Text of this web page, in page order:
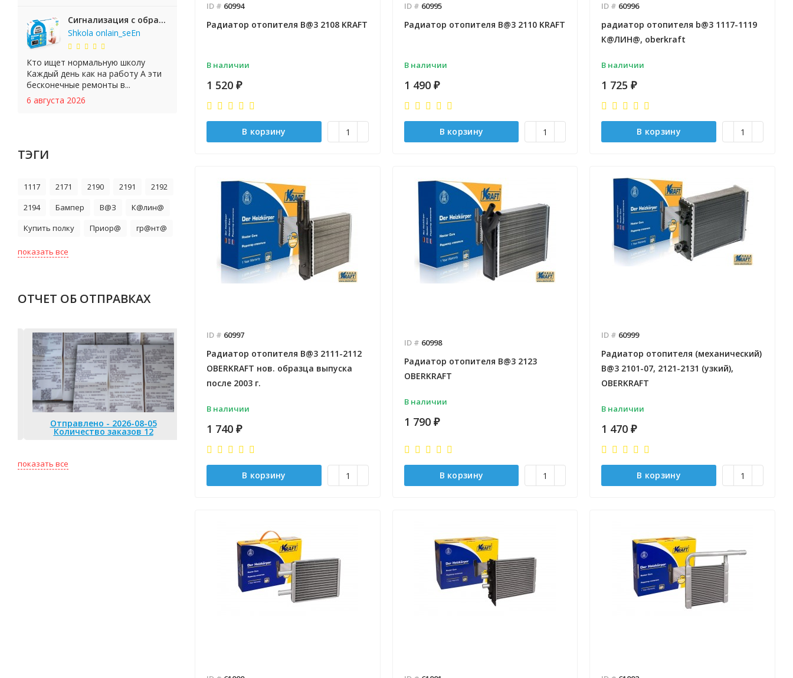
Сигнализация с обратной связью StarLine E65 BT 2CAN+LIN
Shkola onlain_seEn
Кто ищет нормальную школу
Каждый день как на работу А эти
бесконечные ремонты в...
6 августа 2026
ТЭГИ
1117 2171 2190 2191
2192
2194
Бампер В@З
К@лин@
Купить полку
Приор@ гр@нт@
показать все
ОТЧЕТ ОБ ОТПРАВКАХ
Отправлено - 2026-08-05
Количество заказов 12
Отправлено - 2026-08-04
Отправлено - 2026-08-03 Отправлено - 2026-08-06
Количество заказов 12
показать все
ID # 60994
Радиатор отопителя B@3 2108 KRAFT
В наличии
1 520 ₽
В корзину
ID # 60995
Радиатор отопителя B@3 2110 KRAFT
В наличии
1 490 ₽
В корзину
ID # 60996
радиатор отопителя b@3 1117-1119
К@ЛИН@, oberkraft
В наличии
1 725₽
В корзину
ID # 60997
Радиатор отопителя B@3 2111-2112
OBERKRAFT нов. образца выпуска
после 2003 г.
В наличии
1 740 ₽
В корзину
ID # 60998
Радиатор отопителя B@3 2123
OBERKRAFT
В наличии
1 790 ₽
В корзину
ID # 60999
Радиатор отопителя (механический)
B@3 2101-07, 2121-2131 (узкий),
OBERKRAFT
В наличии
1 470₽
В корзину